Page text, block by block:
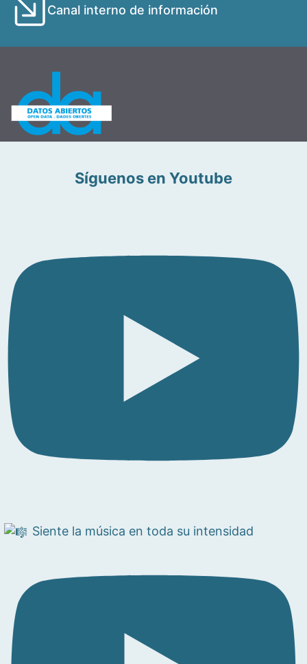
Canal interno de información
Síguenos en Youtube
Siente la música en toda su intensidad